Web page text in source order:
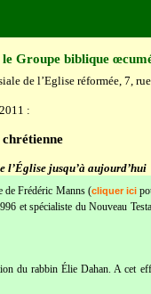
Groupe biblique
de l’Eglise réformée, 7,
:
l’Église jusqu’à aujourd’hui
de Frédéric Manns (cliquer ici
et spécialiste du Nouveau
du rabbin Élie Dahan. A cet